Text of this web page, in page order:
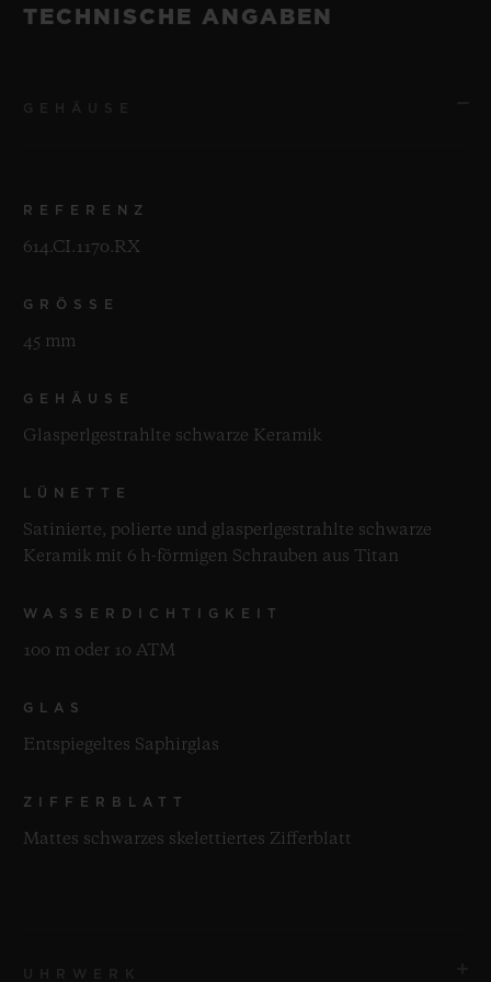
TECHNISCHE ANGABEN
REFERENZ
614.CI.1170.RX
GRÖSSE
45 mm
GEHÄUSE
Glasperlgestrahlte schwarze Keramik
LÜNETTE
Satinierte, polierte und glasperlgestrahlte schwarze
Keramik mit 6 h-förmigen Schrauben aus Titan
WASSERDICHTIGKEIT
100 m oder 10 ATM
GLAS
Entspiegeltes Saphirglas
ZIFFERBLATT
Mattes schwarzes skelettiertes Zifferblatt